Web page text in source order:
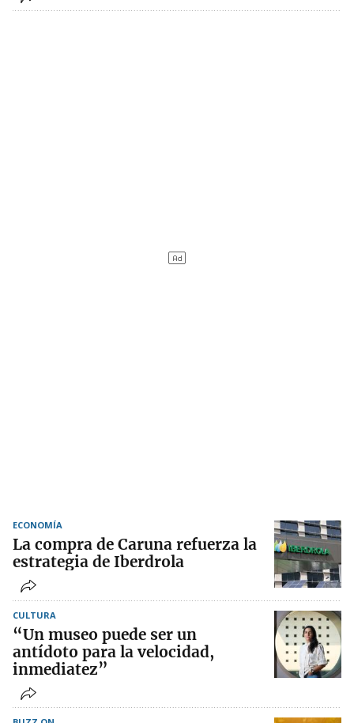
ECONOMÍA
La compra de Caruna refuerza la
estrategia de Iberdrola
CULTURA
“Un museo puede ser un
antídoto para la velocidad,
inmediatez”